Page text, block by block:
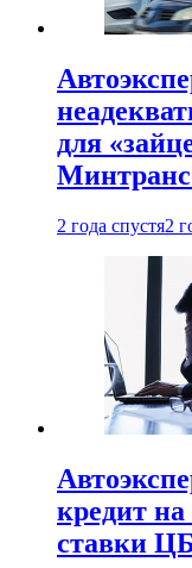
для
2 года спустя2
кредит
ставки